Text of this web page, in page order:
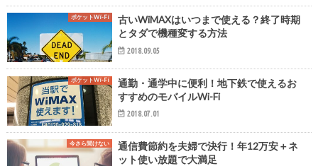
ポケットWi-Fi
古いWiMAXはいつまで使える？終了時期
とタダで機種変する方法
2018.09.05
ポケットWi-Fi
通勤・通学中に便利！地下鉄で使えるお
すすめのモバイルWi-Fi
2018.07.01
今さら聞けない
通信費節約を夫婦で決行！年12万安＋ネ
ット使い放題で大満足